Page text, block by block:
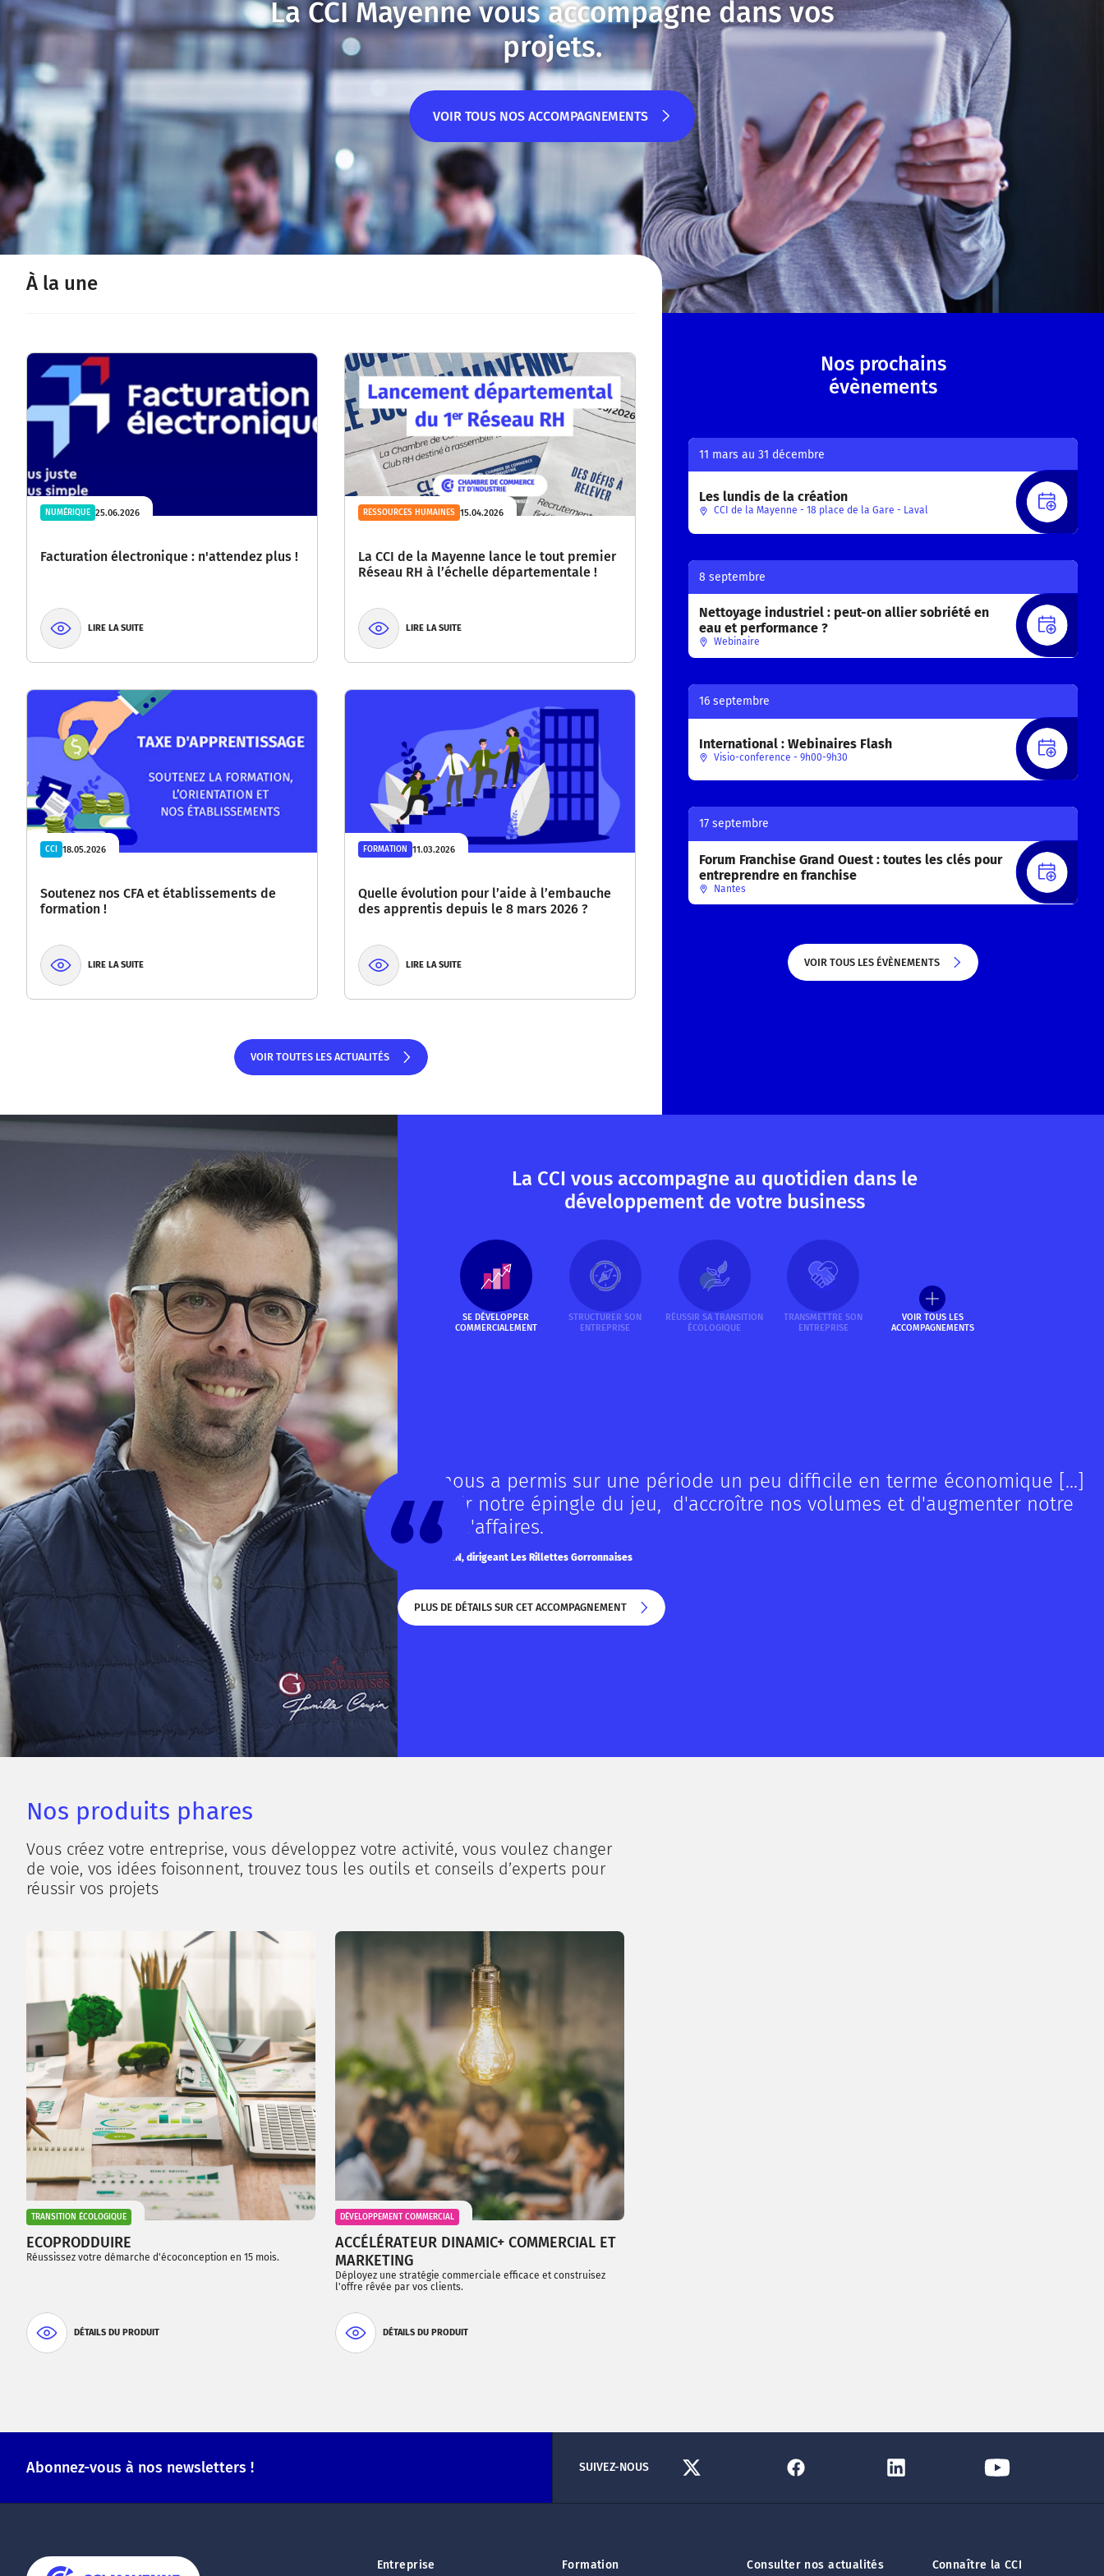
La CCI Mayenne vous accompagne dans vos
projets.
VOIR TOUS NOS ACCOMPAGNEMENTS
VOIR TOUS NOS ACCOMPAGNEMENTS
À la une
NUMÉRIQUE 25.06.2026
Facturation électronique : n'attendez plus !
LIRE LA SUITE
RESSOURCES HUMAINES 15.04.2026
La CCI de la Mayenne lance le tout premier
Réseau RH à l’échelle départementale !
LIRE LA SUITE
CCI 18.05.2026
Soutenez nos CFA et établissements de
formation !
LIRE LA SUITE
FORMATION 11.03.2026
Quelle évolution pour l’aide à l’embauche
des apprentis depuis le 8 mars 2026 ?
LIRE LA SUITE
VOIR TOUTES LES ACTUALITÉS
Nos prochains
évènements
11 mars au 31 décembre
Les lundis de la création
CCI de la Mayenne - 18 place de la Gare - Laval
8 septembre
Nettoyage industriel : peut-on allier sobriété en
eau et performance ?
Webinaire
16 septembre
International : Webinaires Flash
Visio-conference - 9h00-9h30
17 septembre
Forum Franchise Grand Ouest : toutes les clés pour
entreprendre en franchise
Nantes
VOIR TOUS LES ÉVÈNEMENTS
La CCI vous accompagne au quotidien dans le
développement de votre business
SE DÉVELOPPER
COMMERCIALEMENT
STRUCTURER SON
ENTREPRISE
RÉUSSIR SA TRANSITION
ÉCOLOGIQUE
TRANSMETTRE SON
ENTREPRISE
VOIR TOUS LES
ACCOMPAGNEMENTS
Cela nous a permis sur une période un peu difficile en terme économique [...]
de sortir notre épingle du jeu, d'accroître nos volumes et d'augmenter notre
chiffre d'affaires.
Henry COUSIN, dirigeant Les Rillettes Gorronnaises
PLUS DE DÉTAILS SUR CET ACCOMPAGNEMENT
Nos produits phares
Vous créez votre entreprise, vous développez votre activité, vous voulez changer
de voie, vos idées foisonnent, trouvez tous les outils et conseils d’experts pour
réussir vos projets
TRANSITION ÉCOLOGIQUE
ECOPRODDUIRE
Réussissez votre démarche d'écoconception en 15 mois.
DÉTAILS DU PRODUIT
DÉVELOPPEMENT COMMERCIAL
ACCÉLÉRATEUR DINAMIC+ COMMERCIAL ET
MARKETING
Déployez une stratégie commerciale efficace et construisez
l'offre rêvée par vos clients.
DÉTAILS DU PRODUIT
Abonnez-vous à nos newsletters ! SUIVEZ-NOUS
Entreprise Formation Consulter nos actualités Connaître la CCI